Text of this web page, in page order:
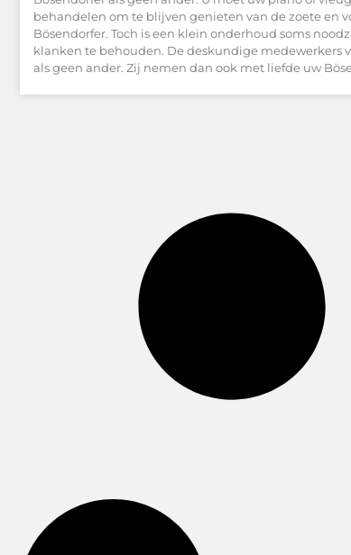
behandelen om te blijven genieten van de zoete en
Bösendorfer. Toch is een klein onderhoud soms
klanken te behouden. De deskundige medewerkers
als geen ander. Zij nemen dan ook met liefde uw